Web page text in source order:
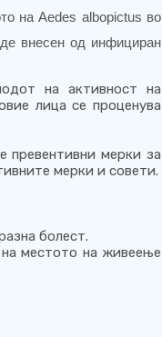
на Aedes albopictus во
внесен од инфициран
на активност на
лица се проценува
превентивни мерки за
мерки и совети.
болест.
местото на живеење